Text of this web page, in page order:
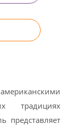
традициях
представляет